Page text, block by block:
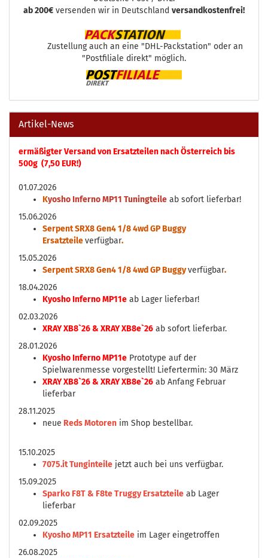
ab 200€ versenden wir in Deutschland versandkostenfrei!
Zustellung auch an eine "DHL-Packstation" oder an
"Postfiliale direkt" möglich.
Artikel-News
ermäßigter Versand von Ersatzteilen nach Österreich bis
500g (7,50 EUR!)
01.07.2026
Kyosho Inferno MP11 Tuningteile ab sofort lieferbar!
15.06.2026
Serpent SRX8 Gen4 1/8 4wd GP Buggy
Ersatzteileverfügbar.
15.05.2026
Serpent SRX8 Gen4 1/8 4wd GP Buggyverfügbar.
18.04.2026
Kyosho Inferno MP11e ab Lager lieferbar!
02.03.2026
XRAY XB8`26 & XRAY XB8e`26 ab sofort lieferbar.
28.01.2026
Kyosho Inferno MP11e Prototype auf der
Spielwarenmesse vorgestellt! Liefertermin: 30 März
XRAY XB8`26 & XRAY XB8e`26 ab Anfang Februar
lieferbar
28.11.2025
neue Reds Motoren im Shop bestellbar.
15.10.2025
7075.it Tunginteile jetzt auch bei uns verfügbar.
15.09.2025
Sparko F8T & F8te Truggy Ersatzteile ab Lager
lieferbar
02.09.2025
Kyosho MP11 Ersatzteile im Lager eingetroffen
26.08.2025